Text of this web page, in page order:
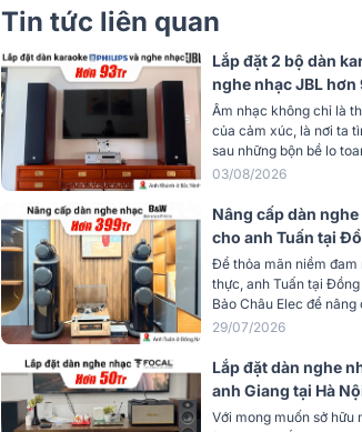
Loa sub
Tin tức liên quan
Lắp đặt 2 bộ dàn
nghe nhạc JBL
Bắc Ninh (Philips
CSS3752/70,
Âm nhạc không chỉ là
của cảm xúc, là nơi ta
sau những bộn bề lo
03/08/2026
Nâng cấp dàn
cho anh Tuấn tại
Để thỏa mãn niềm
thực, anh Tuấn tại
Bảo Châu Elec để
29/07/2026
Lắp đặt dàn nghe
anh Giang tại Hà
Denon PMA-
Với mong muốn sở hữu